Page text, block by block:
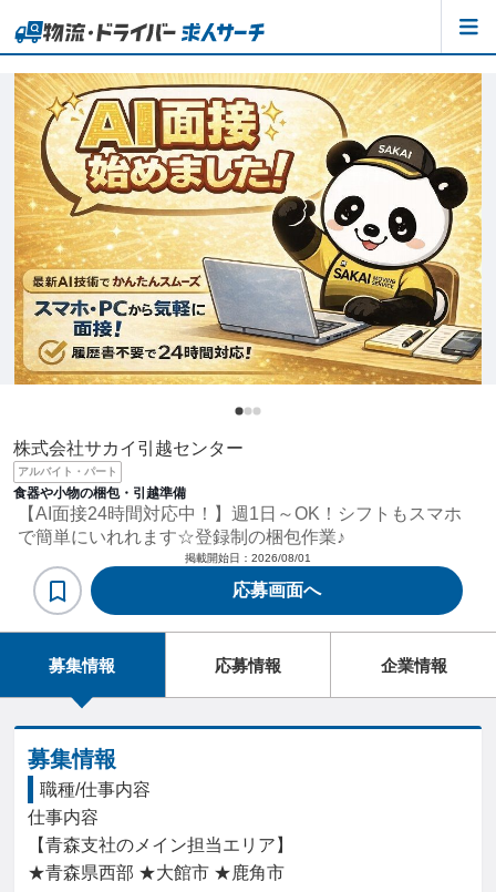
株式会社サカイ引越センター
アルバイト・パート
食器や小物の梱包・引越準備
【AI面接24時間対応中！】週1日～OK！シフトもスマホ
で簡単にいれれます☆登録制の梱包作業♪
掲載開始日： 2026/08/01
応募画面へ
募集情報 応募情報 企業情報
募集情報
職種/仕事内容
仕事内容
【青森支社のメイン担当エリア】
★青森県西部 ★大館市 ★鹿角市